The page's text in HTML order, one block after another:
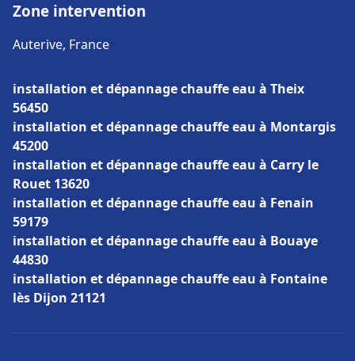
Zone intervention
Auterive, France
installation et dépannage chauffe eau à Theix
56450
installation et dépannage chauffe eau à Montargis
45200
installation et dépannage chauffe eau à Carry le
Rouet 13620
installation et dépannage chauffe eau à Fenain
59179
installation et dépannage chauffe eau à Bouaye
44830
installation et dépannage chauffe eau à Fontaine
lès Dijon 21121